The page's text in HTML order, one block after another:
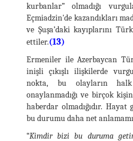
kurbanlar” olmadığı
Eçmiadzin'de kazandıkları
ve Şuşa’daki kayıplarını
ettiler.(13)
Ermeniler ile Azerbaycan
inişli çıkışlı ilişkilerde
nokta, bu olayların
onaylanmadığı ve birçok
haberdar olmadığıdır. Hayat
bu durumu daha net
“Kimdir bizi bu duruma